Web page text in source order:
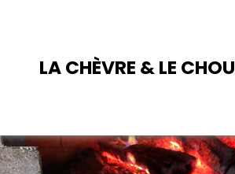
LA CHÈVRE & LE CHOU